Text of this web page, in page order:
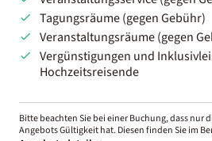
Tagungsräume (gegen Gebühr)
Veranstaltungsräume (gegen
Vergünstigungen und
Hochzeitsreisende
Bitte beachten Sie bei einer Buchung, dass nur
Angebots Gültigkeit hat. Diesen finden Sie im